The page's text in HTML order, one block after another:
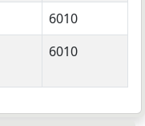
6010
6010